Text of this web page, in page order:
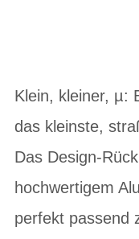
Klein, kleiner, µ:
das kleinste,
Das Design-
hochwertigem
perfekt passend